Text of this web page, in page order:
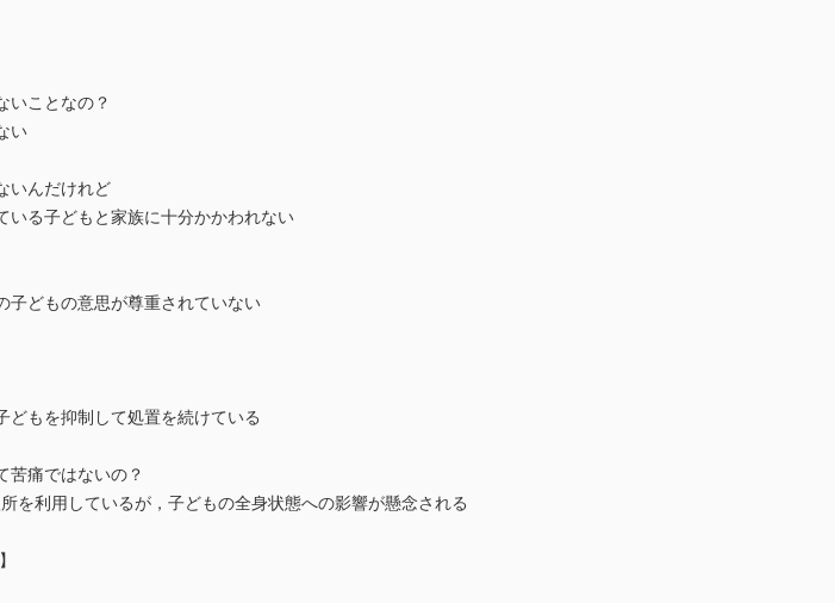
いことなの？
い
いんだけれど
いる子どもと家族に十分かかわれない
子どもの意思が尊重されていない
どもを抑制して処置を続けている
苦痛ではないの？
を利用しているが，子どもの全身状態への影響が懸念される